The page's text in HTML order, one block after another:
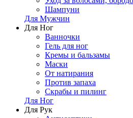
Шампуни
Для Мужчин
Для Ног
Ванночки
Гель для ног
Кремы и бальзамы
Маски
От натирания
Против запаха
Скрабы и пилинг
Для Ног
Для Рук